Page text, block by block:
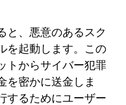
と、悪意のあるスク
を起動します。この
トからサイバー犯罪
を密かに送金しま
するためにユーザー